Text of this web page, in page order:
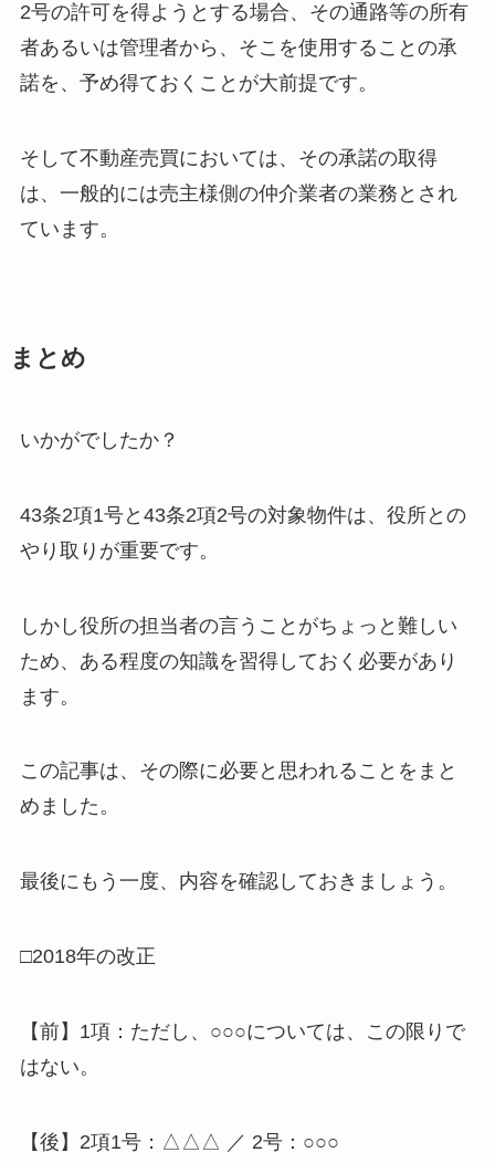
2号の許可を得ようとする場合、その通路等の所有
者あるいは管理者から、そこを使用することの承
諾を、予め得ておくことが大前提です。
そして不動産売買においては、その承諾の取得
は、一般的には売主様側の仲介業者の業務とされ
ています。
まとめ
いかがでしたか？
43条2項1号と43条2項2号の対象物件は、役所との
やり取りが重要です。
しかし役所の担当者の言うことがちょっと難しい
ため、ある程度の知識を習得しておく必要があり
ます。
この記事は、その際に必要と思われることをまと
めました。
最後にもう一度、内容を確認しておきましょう。
□2018年の改正
【前】1項：ただし、○○○については、この限りで
はない。
【後】2項1号：△△△ ／ 2号：○○○